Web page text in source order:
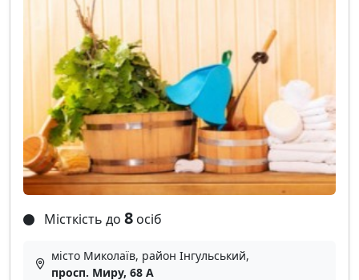
Місткість до 8 осіб
місто Миколаїв, район Інгульський,
просп. Миру, 68 А